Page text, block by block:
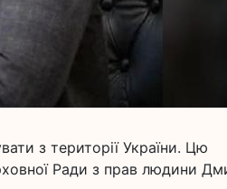
з території України. Цю
Ради з прав людини